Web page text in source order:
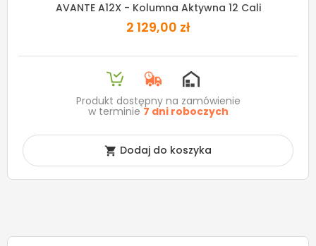
AVANTE A12X - Kolumna Aktywna 12 Cali
2 129,00 zł
Produkt dostępny na zamówienie
w terminie 7 dni roboczych
 Dodaj do koszyka